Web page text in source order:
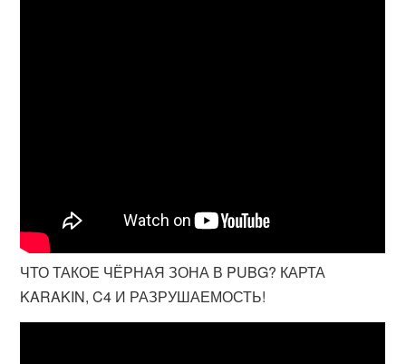
ЧТО ТАКОЕ ЧЁРНАЯ ЗОНА В PUBG? КАРТА
KARAKIN, C4 И РАЗРУШАЕМОСТЬ!